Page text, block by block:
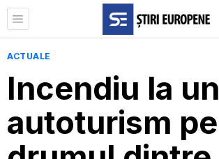
ACTUALE
Incendiu la un
autoturism pe